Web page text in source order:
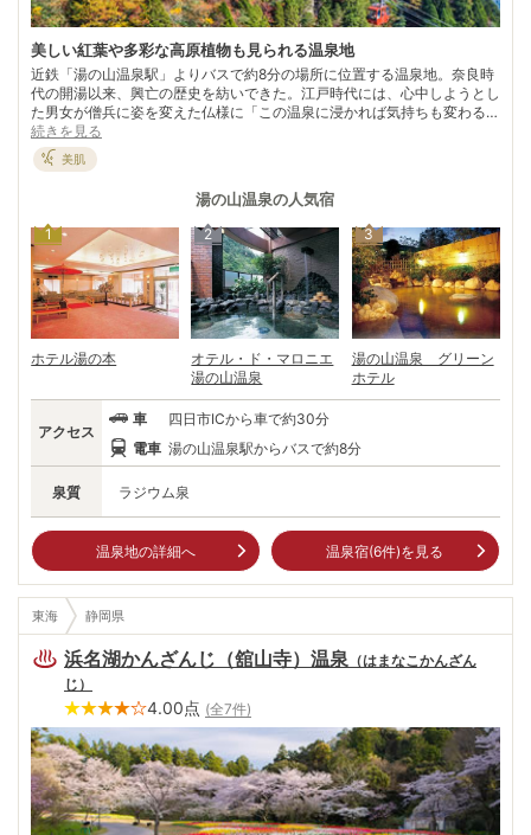
美しい紅葉や多彩な高原植物も見られる温泉地
近鉄「湯の山温泉駅」よりバスで約8分の場所に位置する温泉地。奈良時
代の開湯以来、興亡の歴史を紡いできた。江戸時代には、心中しようとし
た男女が僧兵に姿を変えた仏様に「この温泉に浸かれば気持ちも変わる」
と諭され、心中を思いとどまったという伝説が残る。 2人がその後、三嶽
寺に折鶴を奉納したことから「恋結び折鶴伝説」として語り継がれ、今で
も折鶴を奉納する恋人たちが多いという。御在所岳山麓のハイキングコー
スでは、多彩な高山植物はもちろん特別天然記念物のニホンカモシカなど
の野生動物にも出合えるとか。 悠久の歴史を刻む古湯に身をひたせば、
伝説の中の男女のように気持ちが和らいでいくのを実感するに違いない。
続きを見る
美肌
湯の山温泉の人気宿
1
ホテル湯の本
2
オテル・ド・マロニエ
湯の山温泉
3
湯の山温泉 グリーン
ホテル
泉質 ラジウム泉
アクセス
車
四日市ICから車で約30分
電車 湯の山温泉駅からバスで約8分
温泉地の詳細へ 温泉宿(6件)を見る
東海 静岡県
浜名湖かんざんじ（舘山寺）温泉 （はまなこかんざん
じ ）
4.00点 (全7件)